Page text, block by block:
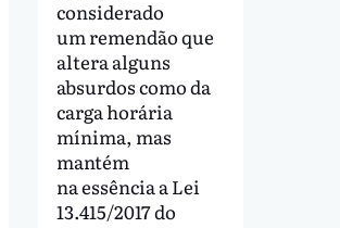
considerado
um remendão que
altera alguns
absurdos como da
carga horária
mínima, mas
mantém
na essência a Lei
13.415/2017 do